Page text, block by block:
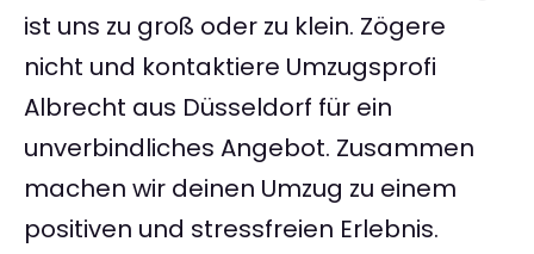
ist uns zu groß oder zu klein. Zögere
nicht und kontaktiere Umzugsprofi
Albrecht aus Düsseldorf für ein
unverbindliches Angebot. Zusammen
machen wir deinen Umzug zu einem
positiven und stressfreien Erlebnis.